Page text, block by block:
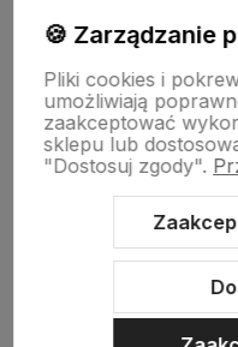
Sklep internetowy
🍪 Zarządzanie
Pliki cookies i
umożliwiają
zaakceptować
sklepu lub
"Dostosuj zgody".